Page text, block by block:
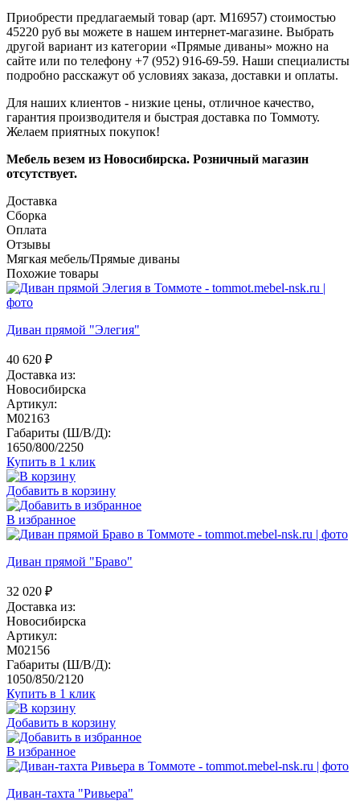
Приобрести предлагаемый товар (арт. M16957) стоимостью
45220 руб вы можете в нашем интернет-магазине. Выбрать
другой вариант из категории «Прямые диваны» можно на
сайте или по телефону +7 (952) 916-69-59. Наши специалисты
подробно расскажут об условиях заказа, доставки и оплаты.
Для наших клиентов - низкие цены, отличное качество,
гарантия производителя и быстрая доставка по Томмоту.
Желаем приятных покупок!
Мебель везем из Новосибирска. Розничный магазин
отсутствует.
Доставка
Сборка
Оплата
Отзывы
Мягкая мебель/Прямые диваны
Похожие товары
Диван прямой "Элегия"
40 620 ₽
Доставка из:
Новосибирска
Артикул:
M02163
Габариты (Ш/В/Д):
1650/800/2250
Купить в 1 клик
Добавить в корзину
В избранное
Диван прямой "Браво"
32 020 ₽
Доставка из:
Новосибирска
Артикул:
M02156
Габариты (Ш/В/Д):
1050/850/2120
Купить в 1 клик
Добавить в корзину
В избранное
Диван-тахта "Ривьера"